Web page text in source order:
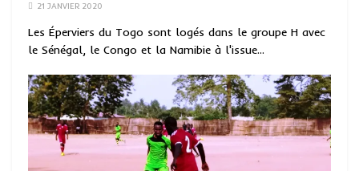
21 JANVIER 2020
Les Éperviers du Togo sont logés dans le groupe H avec
le Sénégal, le Congo et la Namibie à l'issue...